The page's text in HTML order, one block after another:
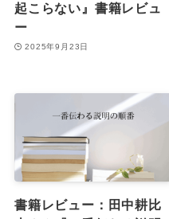
起こらない』書籍レビュ
ー
2025年9月23日
書籍レビュー：田中耕比